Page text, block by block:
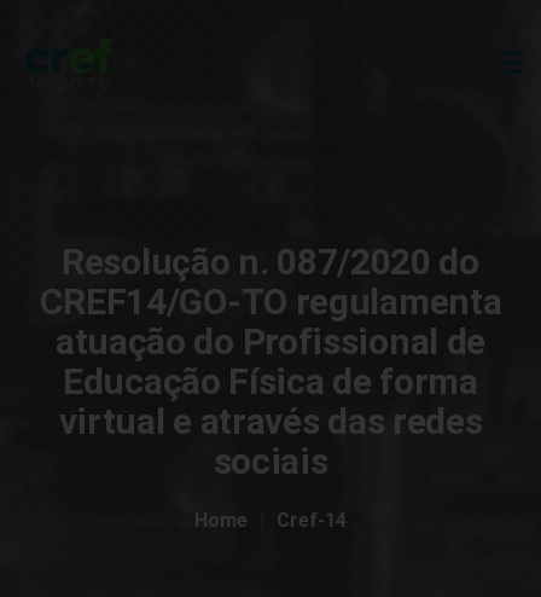
Resolução n. 087/2020 do
CREF14/GO-TO regulamenta
atuação do Profissional de
Educação Física de forma
virtual e através das redes
sociais
Home Cref-14